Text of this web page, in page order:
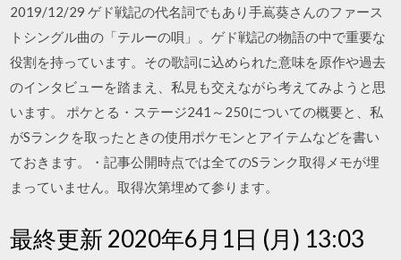
2019/12/29 ゲド戦記の代名詞でもあり手嶌葵さんのファース
トシングル曲の「テルーの唄」。ゲド戦記の物語の中で重要な
役割を持っています。その歌詞に込められた意味を原作や過去
のインタビューを踏まえ、私見も交えながら考えてみようと思
います。 ポケとる・ステージ241～250についての概要と、私
がSランクを取ったときの使用ポケモンとアイテムなどを書い
ておきます。・記事公開時点では全てのSランク取得メモが埋
まっていません。取得次第埋めて参ります。
最終更新 2020年6月1日 (月) 13:03